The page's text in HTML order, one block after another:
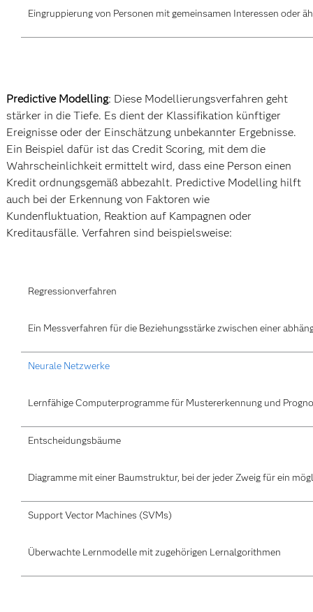
Eingruppierung von Personen mit gemeinsamen Interessen oder
Predictive Modelling: Diese Modellierungsverfahren geht
stärker in die Tiefe. Es dient der Klassifikation künftiger
Ereignisse oder der Einschätzung unbekannter Ergebnisse.
Ein Beispiel dafür ist das Credit Scoring, mit dem die
Wahrscheinlichkeit ermittelt wird, dass eine Person einen
Kredit ordnungsgemäß abbezahlt. Predictive Modelling hilft
auch bei der Erkennung von Faktoren wie
Kundenfluktuation, Reaktion auf Kampagnen oder
Kreditausfälle. Verfahren sind beispielsweise:
Regressionverfahren
Ein Messverfahren für die Beziehungsstärke zwischen einer
Neurale Netzwerke
Lernfähige Computerprogramme für Mustererkennung und
Entscheidungsbäume
Diagramme mit einer Baumstruktur, bei der jeder Zweig für ein
Support Vector Machines (SVMs)
Überwachte Lernmodelle mit zugehörigen Lernalgorithmen